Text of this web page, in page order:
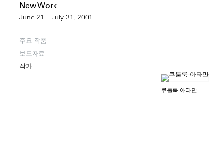
New Work
June 21 – July 31, 2001
주요 작품
보도자료
작가
쿠툴룩 아타만